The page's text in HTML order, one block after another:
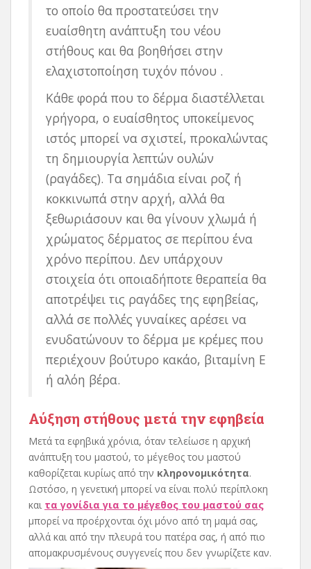
το οποίο θα προστατεύσει την
ευαίσθητη ανάπτυξη του νέου
στήθους και θα βοηθήσει στην
ελαχιστοποίηση τυχόν πόνου .
Κάθε φορά που το δέρμα διαστέλλεται
γρήγορα, ο ευαίσθητος υποκείμενος
ιστός μπορεί να σχιστεί, προκαλώντας
τη δημιουργία λεπτών ουλών
(ραγάδες). Τα σημάδια είναι ροζ ή
κοκκινωπά στην αρχή, αλλά θα
ξεθωριάσουν και θα γίνουν χλωμά ή
χρώματος δέρματος σε περίπου ένα
χρόνο περίπου. Δεν υπάρχουν
στοιχεία ότι οποιαδήποτε θεραπεία θα
αποτρέψει τις ραγάδες της εφηβείας,
αλλά σε πολλές γυναίκες αρέσει να
ενυδατώνουν το δέρμα με κρέμες που
περιέχουν βούτυρο κακάο, βιταμίνη Ε
ή αλόη βέρα.
Αύξηση στήθους μετά την εφηβεία
Μετά τα εφηβικά χρόνια, όταν τελείωσε η αρχική
ανάπτυξη του μαστού, το μέγεθος του μαστού
καθορίζεται κυρίως από την κληρονομικότητα.
Ωστόσο, η γενετική μπορεί να είναι πολύ περίπλοκη
και τα γονίδια για το μέγεθος του μαστού σας
μπορεί να προέρχονται όχι μόνο από τη μαμά σας,
αλλά και από την πλευρά του πατέρα σας, ή από πιο
απομακρυσμένους συγγενείς που δεν γνωρίζετε καν.